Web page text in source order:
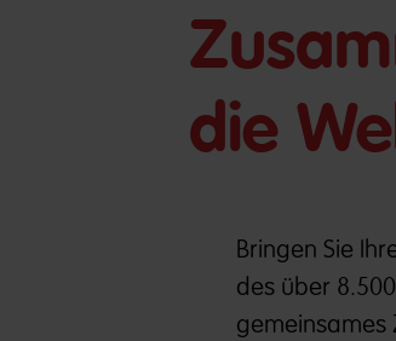
die
Bringen Sie
des über
gemeinsames